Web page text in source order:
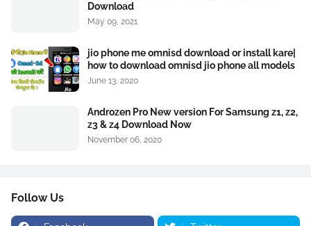
Download
May 09, 2021
jio phone me omnisd download or install kare|
how to download omnisd jio phone all models
June 13, 2020
Androzen Pro New version For Samsung z1, z2,
z3 & z4 Download Now
November 06, 2020
Follow Us